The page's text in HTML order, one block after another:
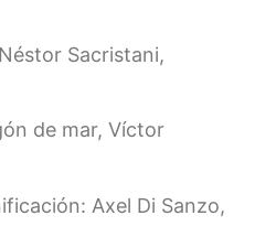
Sacristani,
de mar, Víctor
Axel Di Sanzo,